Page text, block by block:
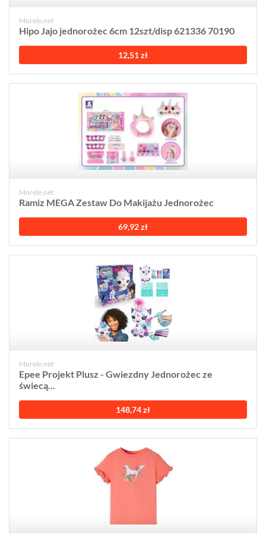
Morele.net
Hipo Jajo jednorożec 6cm 12szt/disp 621336 70190
12,51 zł
Morele.net
Ramiz MEGA Zestaw Do Makijażu Jednorożec
69,92 zł
Morele.net
Epee Projekt Plusz - Gwiezdny Jednorożec ze
świecą...
148,74 zł